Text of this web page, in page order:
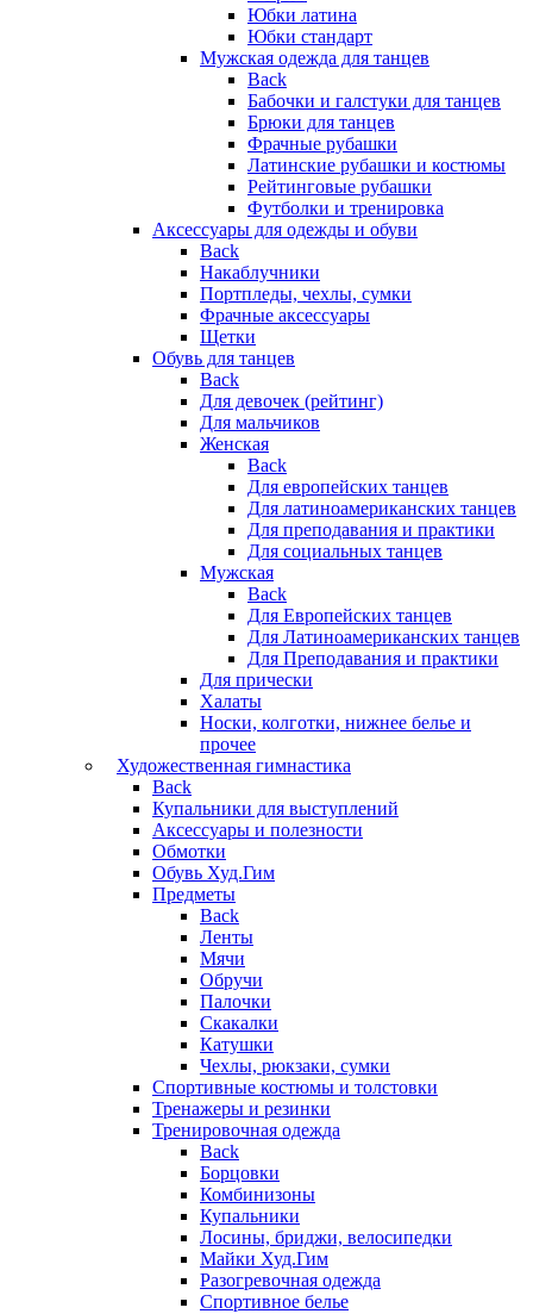
Юбки латина
Юбки стандарт
Мужская одежда для танцев
Back
Бабочки и галстуки для танцев
Брюки для танцев
Фрачные рубашки
Латинские рубашки и костюмы
Рейтинговые рубашки
Футболки и тренировка
Аксессуары для одежды и обуви
Back
Накаблучники
Портпледы, чехлы, сумки
Фрачные аксессуары
Щетки
Обувь для танцев
Back
Для девочек (рейтинг)
Для мальчиков
Женская
Back
Для европейских танцев
Для латиноамериканских танцев
Для преподавания и практики
Для социальных танцев
Мужская
Back
Для Европейских танцев
Для Латиноамериканских танцев
Для Преподавания и практики
Для прически
Халаты
Носки, колготки, нижнее белье и
прочее
Художественная гимнастика
Back
Купальники для выступлений
Аксессуары и полезности
Обмотки
Обувь Худ.Гим
Предметы
Back
Ленты
Мячи
Обручи
Палочки
Скакалки
Катушки
Чехлы, рюкзаки, сумки
Спортивные костюмы и толстовки
Тренажеры и резинки
Тренировочная одежда
Back
Борцовки
Комбинизоны
Купальники
Лосины, бриджи, велосипедки
Майки Худ.Гим
Разогревочная одежда
Спортивное белье